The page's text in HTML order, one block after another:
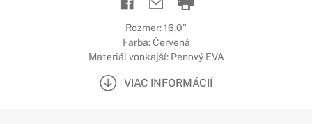
Rozmer: 16,0"
Farba: Červená
Materiál vonkajší: Penový EVA
VIAC INFORMÁCIÍ